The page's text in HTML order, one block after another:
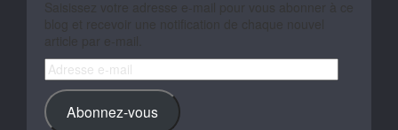
Adresse
e-
mail
Abonnez-vous